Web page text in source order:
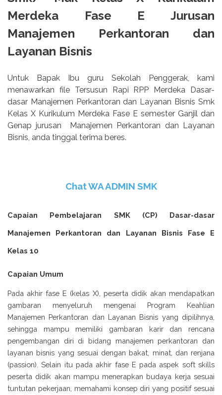
Merdeka Fase E Jurusan
Manajemen Perkantoran dan
Layanan Bisnis
Untuk Bapak Ibu guru Sekolah Penggerak, kami
menawarkan file Tersusun Rapi RPP Merdeka Dasar-
dasar Manajemen Perkantoran dan Layanan Bisnis Smk
Kelas X Kurikulum Merdeka Fase E semester Ganjil dan
Genap jurusan
Manajemen Perkantoran dan Layanan
Bisnis, anda tinggal terima beres.
Chat WA ADMIN SMK
Capaian Pembelajaran SMK (CP) Dasar-dasar
Manajemen Perkantoran dan Layanan Bisnis Fase E
Kelas 10
Capaian Umum
Pada akhir fase E (kelas X), peserta didik akan mendapatkan
gambaran menyeluruh mengenai Program Keahlian
Manajemen Perkantoran dan Layanan Bisnis yang dipilihnya,
sehingga mampu memiliki gambaran karir dan rencana
pengembangan diri di bidang manajemen perkantoran dan
layanan bisnis yang sesuai dengan bakat, minat, dan renjana
(passion). Selain itu pada akhir fase E pada aspek soft skills
peserta didik akan mampu menerapkan budaya kerja sesuai
tuntutan pekerjaan, memahami konsep diri yang positif sesuai